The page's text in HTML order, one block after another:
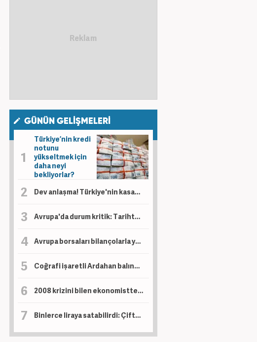
GÜNÜN GELİŞMELERİ
Türkiye’nin kredi
notunu
yükseltmek için
daha neyi
bekliyorlar?
Dev anlaşma! Türkiye'nin kasasına servet akacak! Bir ülkeden daha petrol sürprizi
Avrupa'da durum kritik: Tarihte böylesi görülmedi
Avrupa borsaları bilançolarla yükseldi! İngiltere negatif ayrıştı
Coğrafi işaretli Ardahan balında hasat başladı!
2008 krizini bilen ekonomistten kritik uyarı! Çöküş kapıda
Binlerce liraya satabilirdi: Çiftçi ürünlerini ücretsiz dağıttı!